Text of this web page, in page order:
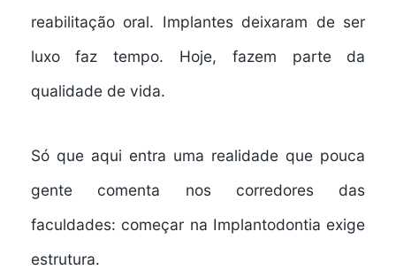
reabilitação oral. Implantes deixaram de ser
luxo faz tempo. Hoje, fazem parte da
qualidade de vida.
Só que aqui entra uma realidade que pouca
gente comenta nos corredores das
faculdades: começar na Implantodontia exige
estrutura.